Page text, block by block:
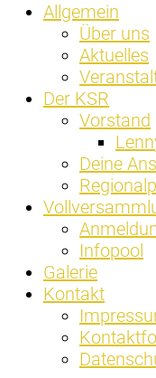
Allgemein
Über uns
Aktuelles
Der KSR
Vorstand
Deine
Infopool
Galerie
Kontakt